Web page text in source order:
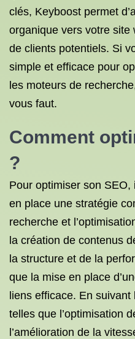
clés, Keyboost permet
organique vers votre site
de clients potentiels. Si
simple et efficace pour
les moteurs de
vous faut.
Comment
?
Pour optimiser son
en place une stratégie
recherche et
la création de contenus
la structure et de la
que la mise en place
liens efficace. En
telles que l’optimisation
l’amélioration de la